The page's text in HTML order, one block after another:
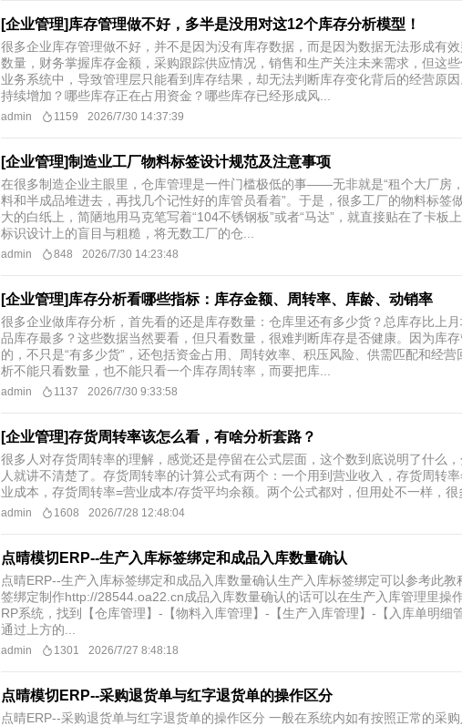
[企业管理]库存管理做不好，多半是没用对这12个库存分析模型！
很多企业库存管理做不好，并不是因为没有库存数据，而是因为数据无法形成有
数量，财务掌握库存金额，采购跟踪供应情况，销售和生产关注未来需求，但这
业务系统中，导致管理层只能看到库存结果，却无法判断库存变化背后的经营原
持续增加？哪些库存正在占用资金？哪些库存已经形成风...
admin 1159 2026/7/30 14:37:39
[企业管理]制造业工厂物料标签设计规范及注意事项
在很多制造企业主眼里，仓库管理是一件门槛极低的事——无非就是“租个大厂房
料和半成品堆进去，再找几个记性好的库管员看着”。于是，很多工厂的物料标签
大的白纸上，简陋地用马克笔写着“104不锈钢板”或者“马达”，就直接贴在了卡板
标识设计上的盲目与粗糙，将无数工厂的仓...
admin 848 2026/7/30 14:23:48
[企业管理]库存分析看哪些指标：库存金额、周转率、库龄、动销率
很多企业做库存分析，首先看的还是库存数量：仓库里还有多少货？总库存比上
品库存最多？这些数据当然要看，但只看数量，很难判断库存是否健康。因为库
的，不只是“有多少货”，还包括资金占用、周转效率、积压风险、供需匹配和经营
析不能只看数量，也不能只看一个库存周转率，而要把库...
admin 1137 2026/7/30 9:33:58
[企业管理]存货周转率该怎么看，有啥分析套路？
很多人对存货周转率的理解，感觉还是停留在公式层面，这个数到底说明了什么
人就讲不清楚了。存货周转率的计算公式有两个：一个用到营业收入，存货周转
业成本，存货周转率=营业成本/存货平均余额。两个公式都对，但用处不一样，很
admin 1608 2026/7/28 12:48:04
点晴模切ERP--生产入库标签绑定和成品入库数量确认
点晴ERP--生产入库标签绑定和成品入库数量确认生产入库标签绑定可以参考此教
签绑定制作http://28544.oa22.cn成品入库数量确认的话可以在生产入库管理里操
RP系统，找到【仓库管理】-【物料入库管理】-【生产入库管理】-【入库单明细
通过上方的...
admin 1301 2026/7/27 8:48:18
点晴模切ERP--采购退货单与红字退货单的操作区分
点晴ERP--采购退货单与红字退货单的操作区分 一般在系统内如有按照正常的采